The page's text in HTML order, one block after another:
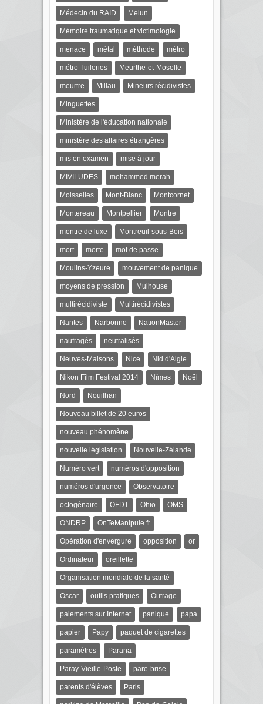
Médecin du RAID Melun
Mémoire traumatique et victimologie
menace métal méthode métro
métro Tuileries Meurthe-et-Moselle
meurtre Millau Mineurs récidivistes
Minguettes
Ministère de l'éducation nationale
ministère des affaires étrangères
mis en examen mise à jour
MIVILUDES mohammed merah
Moisselles Mont-Blanc Montcornet
Montereau Montpellier Montre
montre de luxe Montreuil-sous-Bois
mort morte mot de passe
Moulins-Yzeure mouvement de panique
moyens de pression Mulhouse
multirécidiviste Multirécidivistes
Nantes Narbonne NationMaster
naufragés neutralisés
Neuves-Maisons Nice Nid d'Aigle
Nikon Film Festival 2014 Nîmes Noël
Nord Nouilhan
Nouveau billet de 20 euros
nouveau phénomène
nouvelle législation Nouvelle-Zélande
Numéro vert numéros d'opposition
numéros d'urgence Observatoire
octogénaire OFDT Ohio OMS
ONDRP OnTeManipule.fr
Opération d'envergure opposition or
Ordinateur oreillette
Organisation mondiale de la santé
Oscar outils pratiques Outrage
paiements sur Internet panique papa
papier Papy paquet de cigarettes
paramètres Parana
Paray-Vieille-Poste pare-brise
parents d'élèves Paris